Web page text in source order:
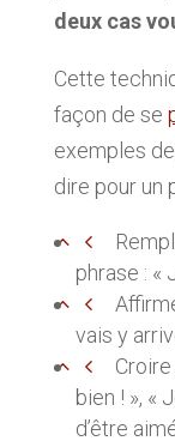
deux cas
Cette
façon de se
exemples
dire pour un
phrase : «
vais y
Croire
bien ! », «
d’être